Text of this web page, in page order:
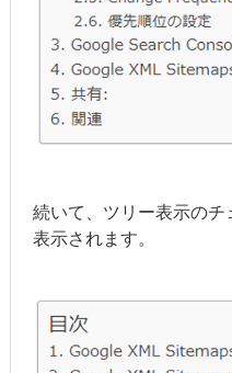
続いて、ツリー表示のチ
表示されます。